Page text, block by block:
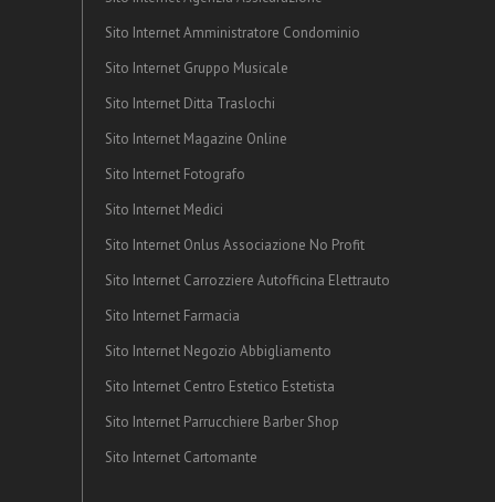
Sito Internet Amministratore Condominio
Sito Internet Gruppo Musicale
Sito Internet Ditta Traslochi
Sito Internet Magazine Online
Sito Internet Fotografo
Sito Internet Medici
Sito Internet Onlus Associazione No Profit
Sito Internet Carrozziere Autofficina Elettrauto
Sito Internet Farmacia
Sito Internet Negozio Abbigliamento
Sito Internet Centro Estetico Estetista
Sito Internet Parrucchiere Barber Shop
Sito Internet Cartomante